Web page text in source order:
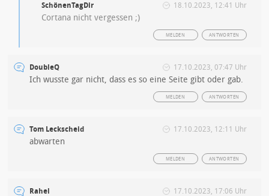
SchönenTagDir 18.10.2023, 12:41 Uhr
Cortana nicht vergessen ;)
ANTWORTEN
MELDEN
DoubleQ 17.10.2023, 07:47 Uhr
Ich wusste gar nicht, dass es so eine Seite gibt oder gab.
ANTWORTEN
MELDEN
Tom Leckscheid 17.10.2023, 12:11 Uhr
abwarten
ANTWORTEN
MELDEN
Rahel 17.10.2023, 17:06 Uhr